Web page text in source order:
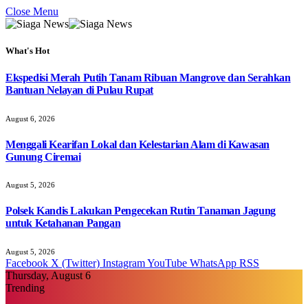
Close Menu
What's Hot
Ekspedisi Merah Putih Tanam Ribuan Mangrove dan Serahkan
Bantuan Nelayan di Pulau Rupat
August 6, 2026
Menggali Kearifan Lokal dan Kelestarian Alam di Kawasan
Gunung Ciremai
August 5, 2026
Polsek Kandis Lakukan Pengecekan Rutin Tanaman Jagung
untuk Ketahanan Pangan
August 5, 2026
Facebook X (Twitter) InstagramYouTube WhatsApp RSS
Thursday, August 6
Trending